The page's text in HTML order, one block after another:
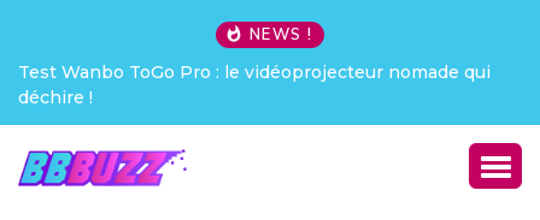
NEWS !
Test Wanbo ToGo Pro : le vidéoprojecteur nomade qui
déchire !